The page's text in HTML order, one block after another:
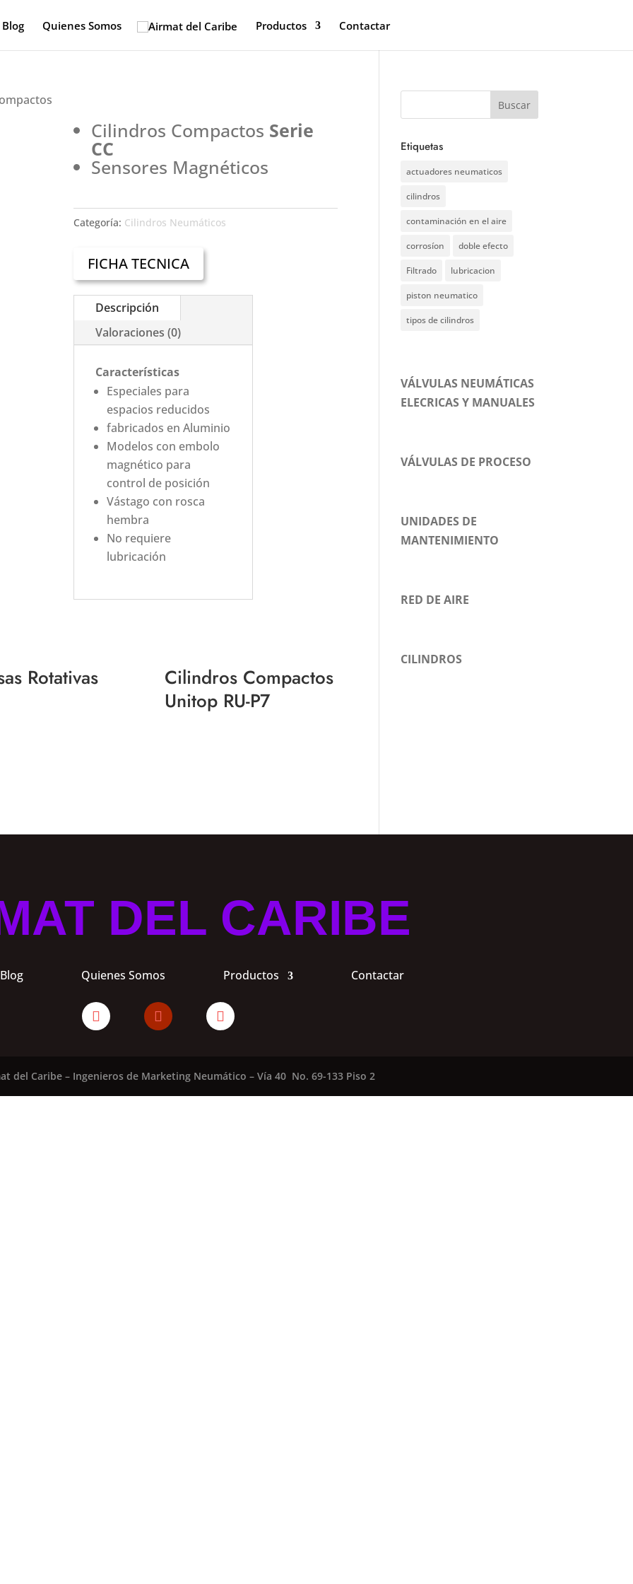
Blog Quienes Somos Productos Contactar
Cilindros Compactos Serie
CC
Sensores Magnéticos
Categoría: Cilindros Neumáticos
FICHA TECNICA
Descripción
Valoraciones (0)
Características
Especiales para
espacios reducidos
fabricados en Aluminio
Modelos con embolo
magnético para
control de posición
Vástago con rosca
hembra
No requiere
lubricación
Rotativas
Cilindros Compactos
Unitop RU-P7
Etiquetas
actuadores neumaticos
cilindros
contaminación en el aire
corrosíon doble efecto
Filtrado lubricacion
piston neumatico
tipos de cilindros
VÁLVULAS NEUMÁTICAS
ELECRICAS Y MANUALES
VÁLVULAS DE PROCESO
UNIDADES DE
MANTENIMIENTO
RED DE AIRE
CILINDROS
DEL CARIBE
Blog Quienes Somos Productos Contactar
del Caribe – Ingenieros de Marketing Neumático – Vía 40 No. 69-133 Piso 2